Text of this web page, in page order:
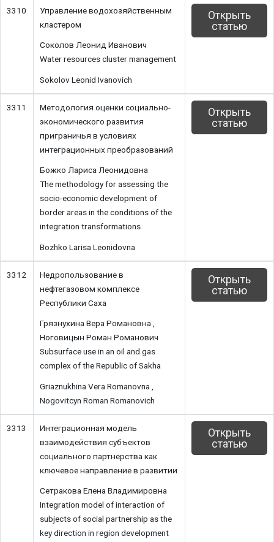
3310
Управление водохозяйственным
кластером
Соколов Леонид Иванович
Water resources cluster management
Sokolov Leonid Ivanovich
Открыть
статью
3311
Методология оценки социально-
экономического развития
приграничья в условиях
интеграционных преобразований
Божко Лариса Леонидовна
The methodology for assessing the
socio-economic development of
border areas in the conditions of the
integration transformations
Bozhko Larisa Leonidovna
Открыть
статью
3312
Недропользование в
нефтегазовом комплексе
Республики Саха
Грязнухина Вера Романовна ,
Ноговицын Роман Романович
Subsurface use in an oil and gas
complex of the Republic of Sakha
Griaznukhina Vera Romanovna ,
Nogovitcyn Roman Romanovich
Открыть
статью
3313
Интеграционная модель
взаимодействия субъектов
социального партнёрства как
ключевое направление в развитии
Сетракова Елена Владимировна
Integration model of interaction of
subjects of social partnership as the
key direction in region development
Открыть
статью